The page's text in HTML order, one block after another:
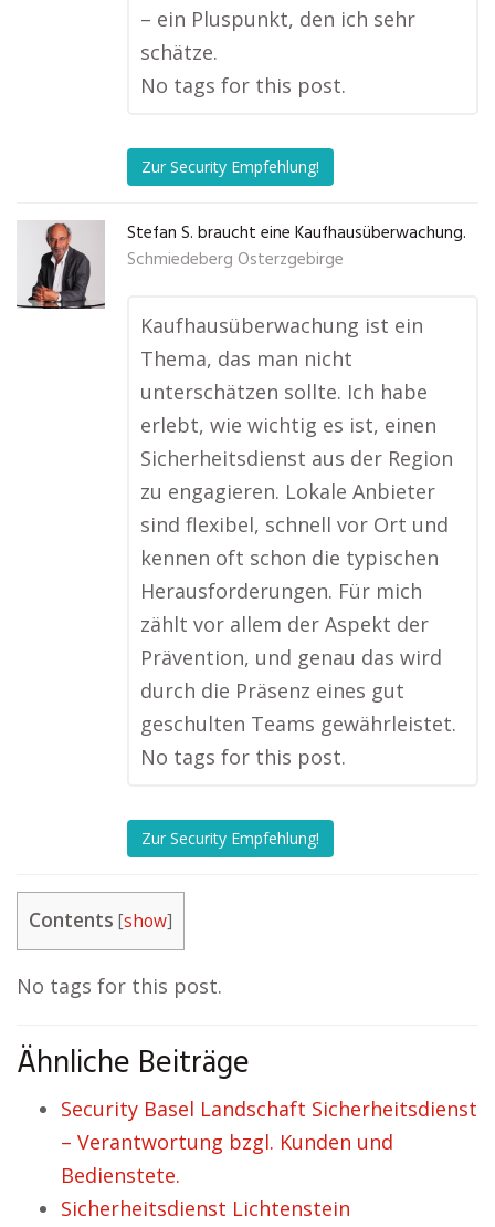
– ein Pluspunkt, den ich sehr
schätze.
No tags for this post.
Zur Security Empfehlung!
Stefan S. braucht eine Kaufhausüberwachung.
Schmiedeberg Osterzgebirge
Kaufhausüberwachung ist ein
Thema, das man nicht
unterschätzen sollte. Ich habe
erlebt, wie wichtig es ist, einen
Sicherheitsdienst aus der Region
zu engagieren. Lokale Anbieter
sind flexibel, schnell vor Ort und
kennen oft schon die typischen
Herausforderungen. Für mich
zählt vor allem der Aspekt der
Prävention, und genau das wird
durch die Präsenz eines gut
geschulten Teams gewährleistet.
No tags for this post.
Zur Security Empfehlung!
Contents [show]
No tags for this post.
Ähnliche Beiträge
Security Basel Landschaft Sicherheitsdienst
– Verantwortung bzgl. Kunden und
Bedienstete.
Sicherheitsdienst Lichtenstein